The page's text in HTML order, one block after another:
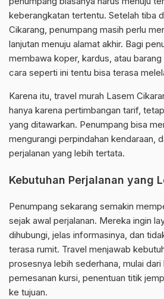
keberangkatan tertentu. Setelah tiba
Cikarang, penumpang masih perlu
lanjutan menuju alamat akhir. Bagi
membawa koper, kardus, atau
cara seperti ini tentu bisa terasa
Karena itu, travel murah Lasem
hanya karena pertimbangan tarif,
yang ditawarkan. Penumpang bisa
mengurangi perpindahan kendaraan,
perjalanan yang lebih tertata.
Kebutuhan Perjalanan yang
Penumpang sekarang semakin
sejak awal perjalanan. Mereka ingin
dihubungi, jelas informasinya, dan
terasa rumit. Travel menjawab
prosesnya lebih sederhana, mulai
pemesanan kursi, penentuan titik
ke tujuan.